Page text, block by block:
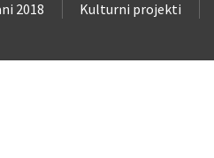
2018 Kulturni projekti